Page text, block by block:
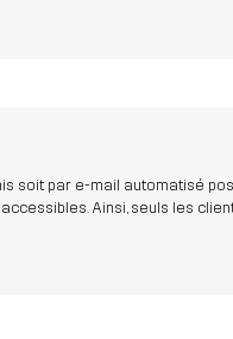
soit par e-mail automatisé
Ainsi, seuls les